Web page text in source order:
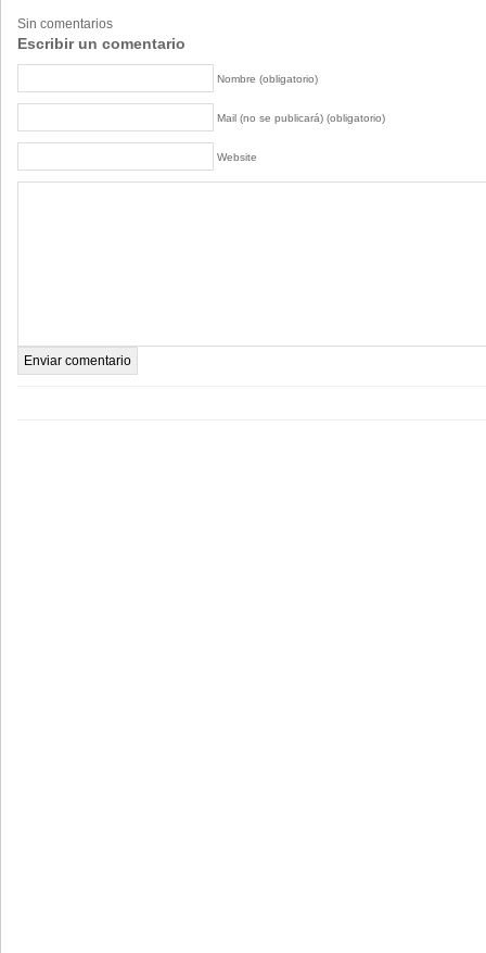
Sin comentarios
Escribir un comentario
Nombre (obligatorio)
Mail (no se publicará) (obligatorio)
Website